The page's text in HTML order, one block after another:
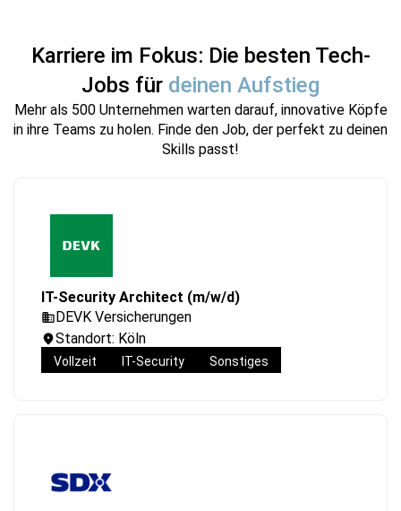
Karriere im Fokus: Die besten Tech-
Jobs für deinen Aufstieg
Mehr als 500 Unternehmen warten darauf, innovative Köpfe
in ihre Teams zu holen. Finde den Job, der perfekt zu deinen
Skills passt!
IT-Security Architect (m/w/d)
DEVK Versicherungen
Standort: Köln
Vollzeit IT-Security Sonstiges